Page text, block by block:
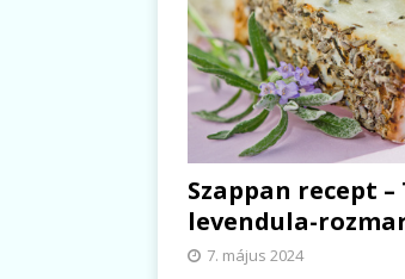
Szappan recept
levendula-
7. május 2024